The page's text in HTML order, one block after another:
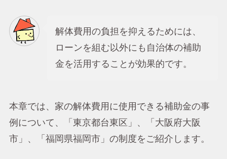
解体費用の負担を抑えるためには、
ローンを組む以外にも自治体の補助
金を活用することが効果的です。
本章では、家の解体費用に使用できる補助金の事
例について、「東京都台東区」、「大阪府大阪
市」、「福岡県福岡市」の制度をご紹介します。